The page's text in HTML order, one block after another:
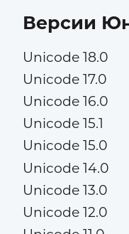
Версии
Unicode 18.0
Unicode 17.0
Unicode 16.0
Unicode 15.1
Unicode 15.0
Unicode 14.0
Unicode 13.0
Unicode 12.0